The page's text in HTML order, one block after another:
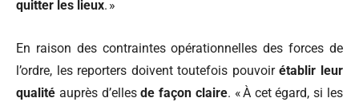
quitter les lieux. »
En raison des contraintes opérationnelles des forces de
l’ordre, les reporters doivent toutefois pouvoirétablir leur
qualité auprès d’ellesde façon claire. « À cet égard, si les